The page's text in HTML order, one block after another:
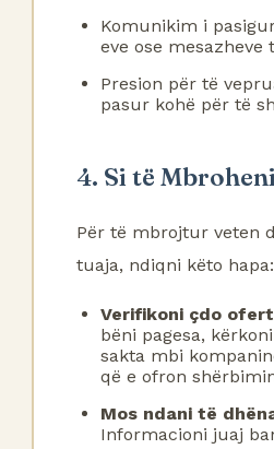
Komunikim i
eve ose mesazheve
Presion për të
pasur kohë për të
4. Si të
Për të mbrojtur veten
tuaja, ndiqni këto hapa:
Verifikoni çdo
bëni pagesa,
sakta mbi
që e ofron
Mos ndani të
Informacioni juaj